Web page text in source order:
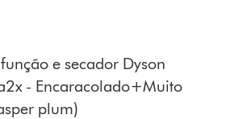
e secador Dyson
- Encaracolado+Muito
plum)